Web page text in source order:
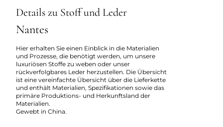
Details zu Stoff und Leder
Nantes
Hier erhalten Sie einen Einblick in die Materialien
und Prozesse, die benötigt werden, um unsere
luxuriösen Stoffe zu weben oder unser
rückverfolgbares Leder herzustellen. Die Übersicht
ist eine vereinfachte Übersicht über die Lieferkette
und enthält Materialien, Spezifikationen sowie das
primäre Produktions- und Herkunftsland der
Materialien.
Gewebt in China.